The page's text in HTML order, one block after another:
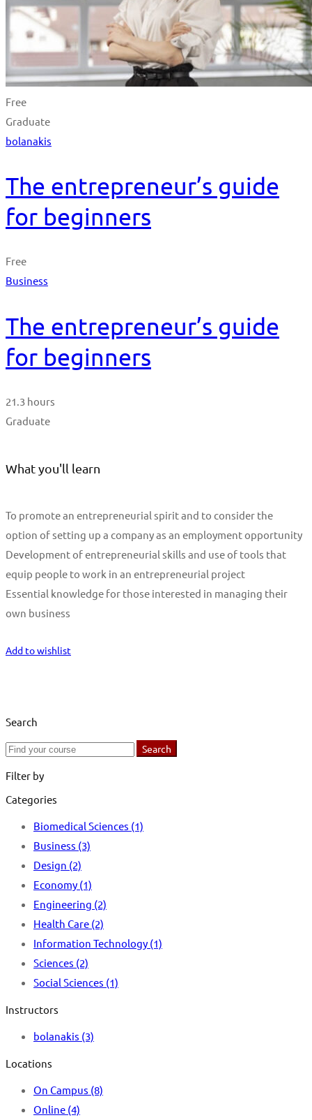
Free
Graduate
bolanakis
The entrepreneur’s guide
for beginners
Free
Business
The entrepreneur’s guide
for beginners
21.3 hours
Graduate
What you'll learn
To promote an entrepreneurial spirit and to consider the
option of setting up a company as an employment opportunity
Development of entrepreneurial skills and use of tools that
equip people to work in an entrepreneurial project
Essential knowledge for those interested in managing their
own business
Add to wishlist
Search
Search
Search
Filter by
Categories
Biomedical Sciences (1)
Business (3)
Design (2)
Economy (1)
Engineering (2)
Health Care (2)
Information Technology (1)
Sciences (2)
Social Sciences (1)
Instructors
bolanakis (3)
Locations
On Campus (8)
Online (4)